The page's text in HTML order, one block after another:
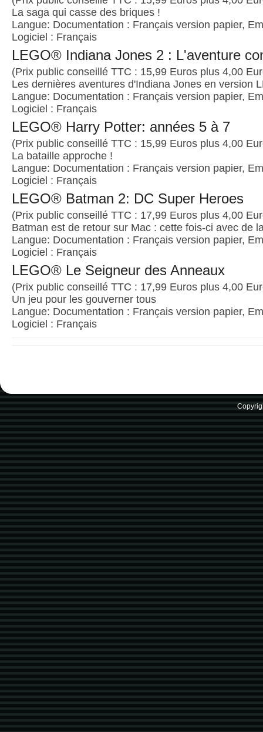
La saga qui casse des briques !
Langue: Documentation : Français version papier,
Logiciel : Français
LEGO® Indiana Jones 2 : L'aventure
(Prix public conseillé TTC : 15,99 Euros plus 4,00
Les dernières aventures d'Indiana Jones en version
Langue: Documentation : Français version papier,
Logiciel : Français
LEGO® Harry Potter: années 5 à 7
(Prix public conseillé TTC : 15,99 Euros plus 4,00
La bataille approche !
Langue: Documentation : Français version papier,
Logiciel : Français
LEGO® Batman 2: DC Super Heroes
(Prix public conseillé TTC : 17,99 Euros plus 4,00
Batman est de retour sur Mac : cette fois-ci avec de
Langue: Documentation : Français version papier,
Logiciel : Français
LEGO® Le Seigneur des Anneaux
(Prix public conseillé TTC : 17,99 Euros plus 4,00
Un jeu pour les gouverner tous
Langue: Documentation : Français version papier,
Logiciel : Français